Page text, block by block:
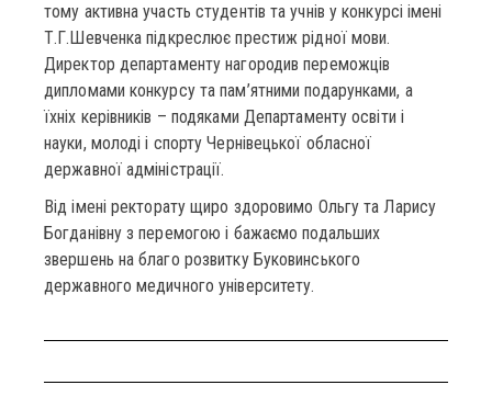
тому активна участь студентів та учнів у конкурсі імені
Т.Г.Шевченка підкреслює престиж рідної мови.
Директор департаменту нагородив переможців
дипломами конкурсу та пам’ятними подарунками, а
їхніх керівників – подяками Департаменту освіти і
науки, молоді і спорту Чернівецької обласної
державної адміністрації.
Від імені ректорату щиро здоровимо Ольгу та Ларису
Богданівну з перемогою і бажаємо подальших
звершень на благо розвитку Буковинського
державного медичного університету.